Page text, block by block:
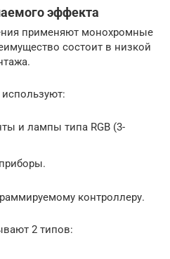
эффекта
применяют монохромные
состоит в низкой
и лампы типа RGB (3-
контроллеру.
2 типов: